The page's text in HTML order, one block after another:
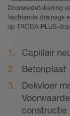
Doorsnedetekening
hechtende drainage
op TROBA-PLUS-
Capillair
Betonplaat
Dekvloer
constructie